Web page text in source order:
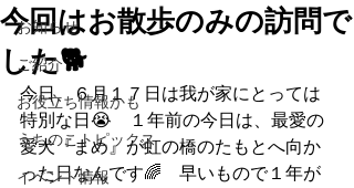
お知らせ
ご紹介
お役立ち情報かも
うちのこトピックス
イベント情報
今回はお散歩のみの訪問で
した🐕
今日、６月１７日は我が家にとっては
特別な日😭　１年前の今日は、最愛の
愛犬『まめ』が虹の橋のたもとへ向か
った日なんです🌈　早いもので１年が